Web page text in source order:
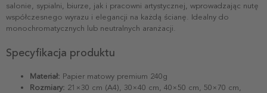
salonie, sypialni, biurze, jak i pracowni artystycznej, wprowadzając nutę
współczesnego wyrazu i elegancji na każdą ścianę. Idealny do
monochromatycznych lub neutralnych aranżacji.
Specyfikacja produktu
Materiał: Papier matowy premium 240g
Rozmiary: 21×30 cm (A4), 30×40 cm, 40×50 cm, 50×70 cm,